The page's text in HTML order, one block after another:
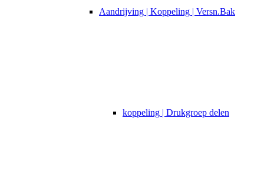
Aandrijving | Koppeling | Versn.Bak
koppeling | Drukgroep delen